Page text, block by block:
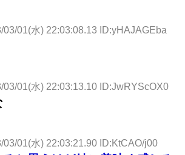
03/01(水) 22:03:08.13 ID:yHAJAGEba
03/01(水) 22:03:13.10 ID:JwRYScOX0
03/01(水) 22:03:21.90 ID:KtCAO/j00